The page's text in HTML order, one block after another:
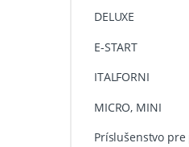
DELUXE
E-START
ITALFORNI
MICRO, MINI
Príslušenstvo pre